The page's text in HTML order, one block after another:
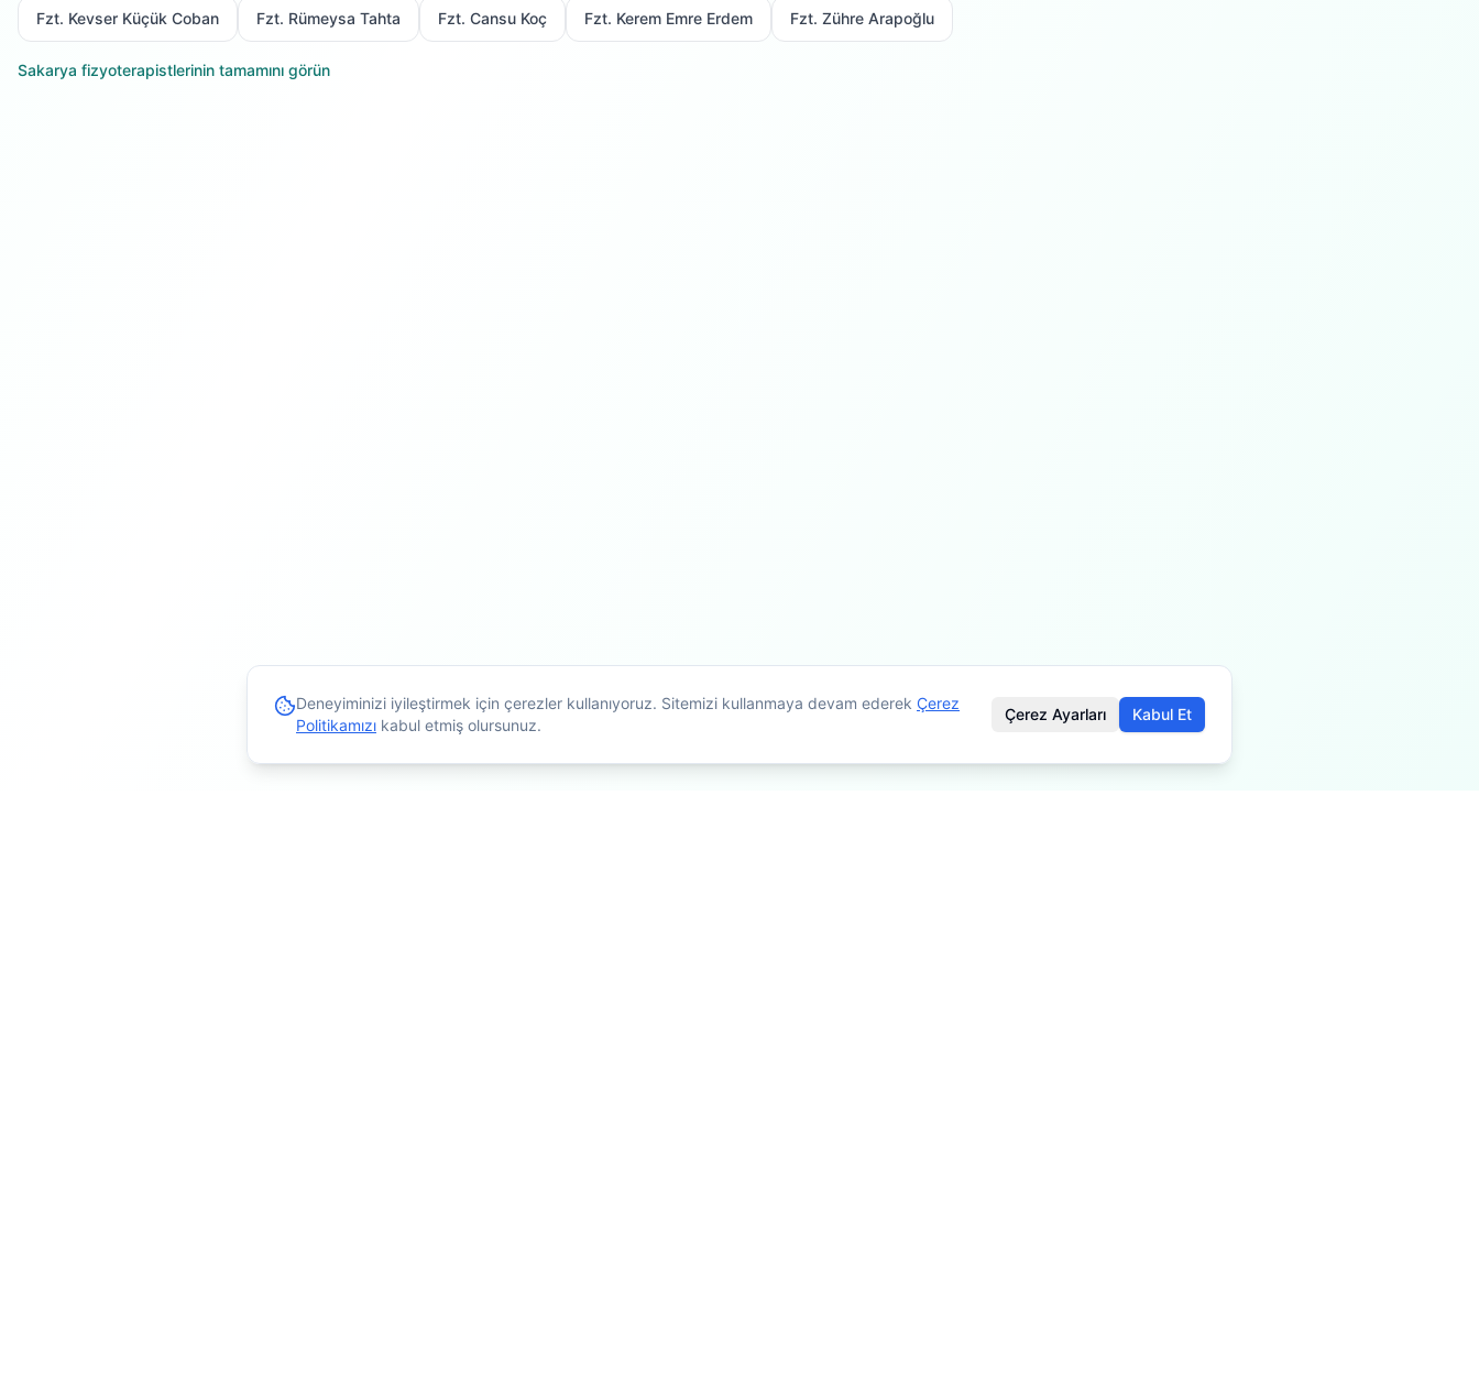
Fzt. Kevser Küçük Coban Fzt. Rümeysa Tahta Fzt. Cansu Koç Fzt. Kerem Emre Erdem Fzt. Zühre Arapoğlu
Sakarya fizyoterapistlerinin tamamını görün
Deneyiminizi iyileştirmek için çerezler kullanıyoruz. Sitemizi kullanmaya devam ederek Çerez
Politikamızı kabul etmiş olursunuz.
Çerez Ayarları Kabul Et